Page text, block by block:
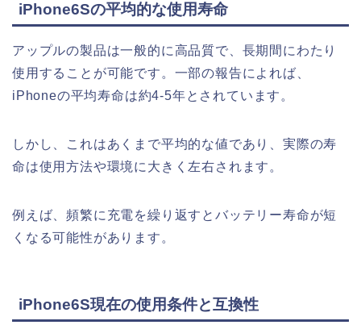
iPhone6Sの平均的な使用寿命
アップルの製品は一般的に高品質で、長期間にわたり
使用することが可能です。一部の報告によれば、
iPhoneの平均寿命は約4-5年とされています。
しかし、これはあくまで平均的な値であり、実際の寿
命は使用方法や環境に大きく左右されます。
例えば、頻繁に充電を繰り返すとバッテリー寿命が短
くなる可能性があります。
iPhone6S現在の使用条件と互換性